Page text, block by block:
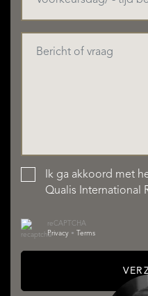
Ik ga akkoord met
Qualis International
reCAPTCHA
Privacy • Terms